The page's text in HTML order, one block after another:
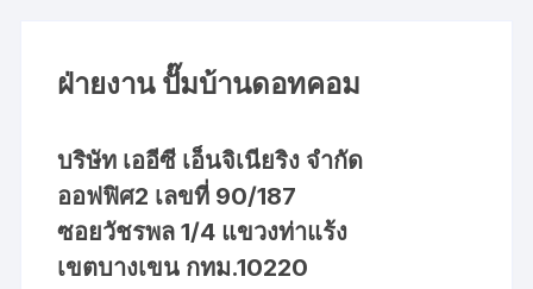
ฝ่ายงาน ปั๊มบ้านดอทคอม
บริษัท เออีซี เอ็นจิเนียริง จำกัด
ออฟฟิศ2 เลขที่ 90/187
ซอยวัชรพล 1/4 แขวงท่าแร้ง
เขตบางเขน กทม.10220